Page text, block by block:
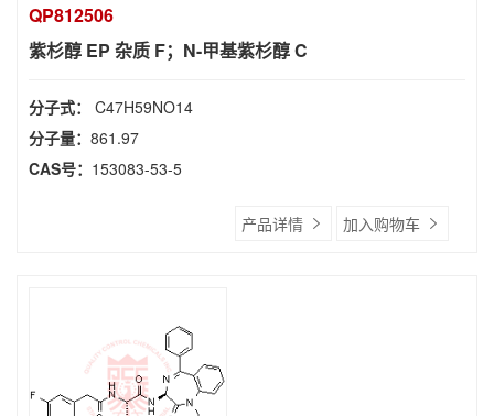
QP812506
紫杉醇 EP 杂质 F；N-甲基紫杉醇 C
分子式： C47H59NO14
分子量： 861.97
CAS号： 153083-53-5
产品详情 加入购物车